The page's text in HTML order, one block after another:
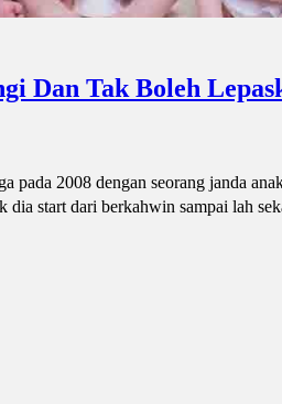
Dan Tak Boleh
2008 dengan seorang janda
start dari berkahwin sampai lah